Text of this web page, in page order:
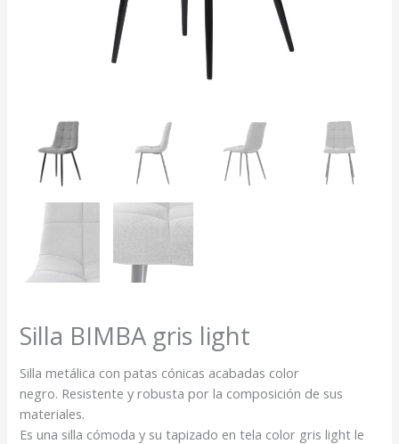
Silla BIMBA gris light
Silla metálica con patas cónicas acabadas color
negro. Resistente y robusta por la composición de sus
materiales.
Es una silla cómoda y su tapizado en tela color gris light le